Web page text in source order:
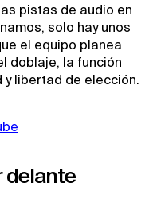
pistas de audio en
solo hay unos
el equipo planea
doblaje, la función
libertad de elección.
delante